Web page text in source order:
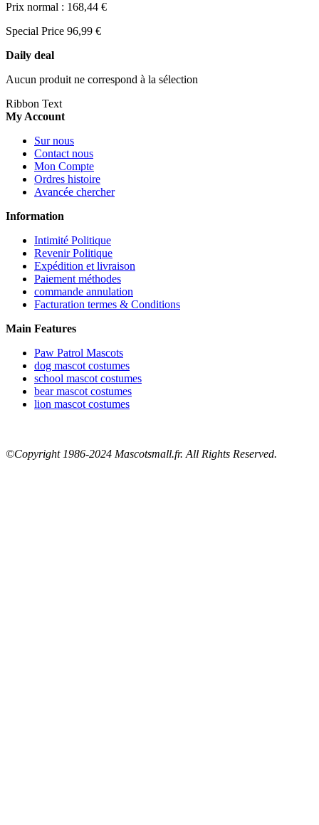
Prix normal : 168,44 €
Special Price 96,99 €
Daily deal
Aucun produit ne correspond à la sélection
Ribbon Text
My Account
Sur nous
Contact nous
Mon Compte
Ordres histoire
Avancée chercher
Information
Intimité Politique
Revenir Politique
Expédition et livraison
Paiement méthodes
commande annulation
Facturation termes & Conditions
Main Features
Paw Patrol Mascots
dog mascot costumes
school mascot costumes
bear mascot costumes
lion mascot costumes
©Copyright 1986-2024 Mascotsmall.fr. All Rights Reserved.